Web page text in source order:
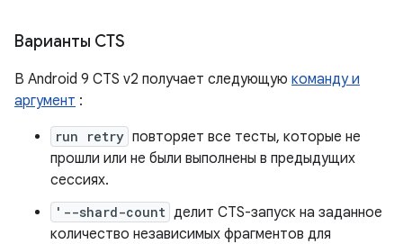
Варианты CTS
В Android 9 CTS v2 получает следующую команду и
аргумент :
run retry повторяет все тесты, которые не
прошли или не были выполнены в предыдущих
сессиях.
'--shard-count делит CTS-запуск на заданное
количество независимых фрагментов для